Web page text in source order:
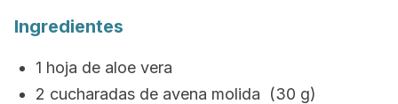
Ingredientes
1 hoja de aloe vera
2 cucharadas de avena molida (30 g)